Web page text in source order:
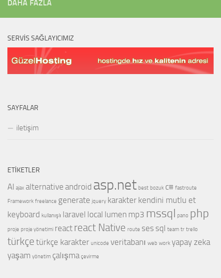
DAHA FAZLA
SERVIS SAĞLAYICIMIZ
SAYFALAR
iletişim
ETIKETLER
AI ajax alternative android asp.net best bozuk c# fastroute
Framework freelance generate jquery karakter kendini mutlu et
keyboard kullanışlı laravel local lumen mp3 mssql pano php
proje proje yönetimi react react Native route ses sql team tr trello
türkçe türkçe karakter unicode veritabanı web work yapay zeka
yaşam yönetim çalışma çevirme